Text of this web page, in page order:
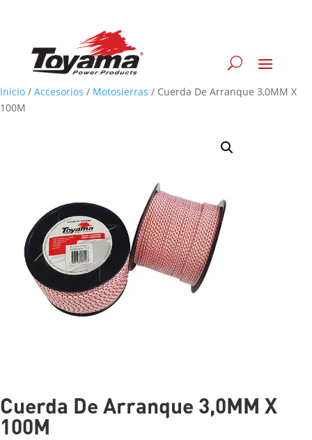
Inicio / Accesorios / Motosierras / Cuerda De Arranque 3,0MM X
100M
Cuerda De Arranque 3,0MM X
100M